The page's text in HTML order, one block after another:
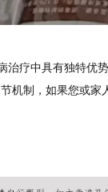
疗中具有独特优
机制，如果您或